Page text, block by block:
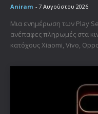
Aniram - 7 Αυγούστου 2026
Μια ενημέρωση των Play
ανέπαφες πληρωμές στα
κατόχους Xiaomi, Vivo,